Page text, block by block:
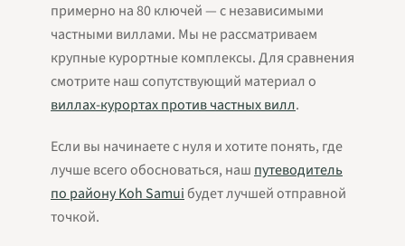
примерно на 80 ключей — с независимыми
частными виллами. Мы не рассматриваем
крупные курортные комплексы. Для сравнения
смотрите наш сопутствующий материал о
виллах-курортах против частных вилл.
Если вы начинаете с нуля и хотите понять, где
лучше всего обосноваться, наш путеводитель
по району Koh Samui будет лучшей отправной
точкой.